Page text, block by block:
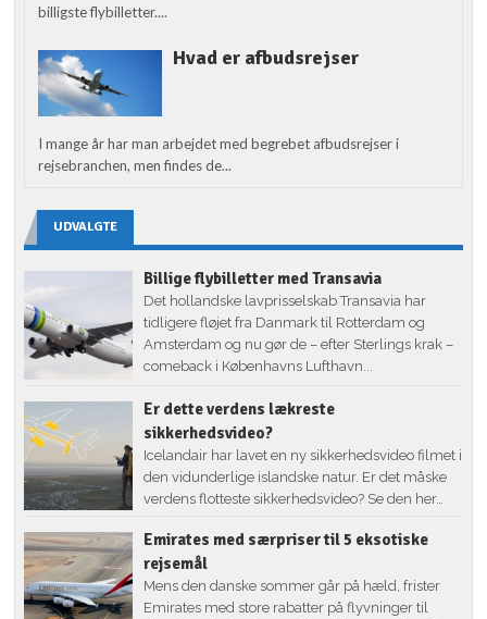
billigste flybilletter....
Hvad er afbudsrejser
I mange år har man arbejdet med begrebet afbudsrejser i
rejsebranchen, men findes de...
UDVALGTE
Billige flybilletter med Transavia
Det hollandske lavprisselskab Transavia har
tidligere fløjet fra Danmark til Rotterdam og
Amsterdam og nu gør de – efter Sterlings krak –
comeback i Københavns Lufthavn...
Er dette verdens lækreste
sikkerhedsvideo?
Icelandair har lavet en ny sikkerhedsvideo filmet i
den vidunderlige islandske natur. Er det måske
verdens flotteste sikkerhedsvideo? Se den her…
Emirates med særpriser til 5 eksotiske
rejsemål
Mens den danske sommer går på hæld, frister
Emirates med store rabatter på flyvninger til